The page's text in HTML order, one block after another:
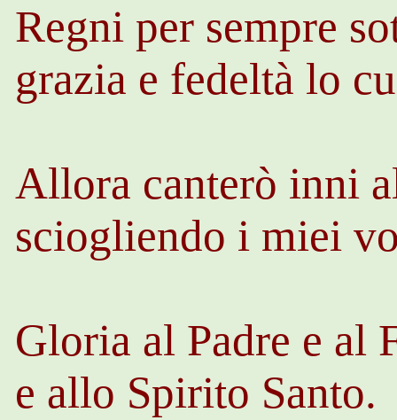
Regni per sempre
grazia e fedeltà lo
Allora canterò inni
sciogliendo i miei
Gloria al Padre e al
e allo Spirito Santo.